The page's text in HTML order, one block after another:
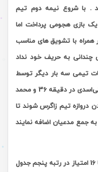
. با شروع نیمه دوم تیم
یک بازی هجومی پرداخت اما
همراه با تشویق های مناسب
چندانی به حریف خود نداد
تیمی سه بار دیگر توسط
سینا احمدیان‌پور در دقیقه 25 ، محمد بنی‌اسدی در دقیقه 36 و محمد
به باز کردن دروازه تیم زاگرس شوند تا
جمع مدعیان اضافه نمایند
پنجم
جدول